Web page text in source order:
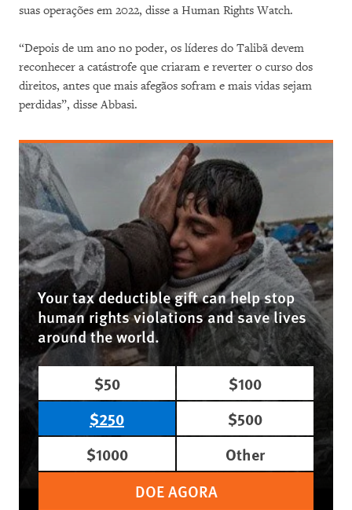
suas operações em 2022, disse a Human Rights Watch.
“Depois de um ano no poder, os líderes do Talibã devem
reconhecer a catástrofe que criaram e reverter o curso dos
direitos, antes que mais afegãos sofram e mais vidas sejam
perdidas”, disse Abbasi.
Your tax deductible gift can help stop
human rights violations and save lives
around the world.
$50
$100
$250
$500
$1000
Other
DOE AGORA